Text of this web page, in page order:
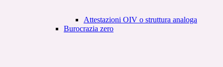
Attestazioni OIV o struttura analoga
Burocrazia zero